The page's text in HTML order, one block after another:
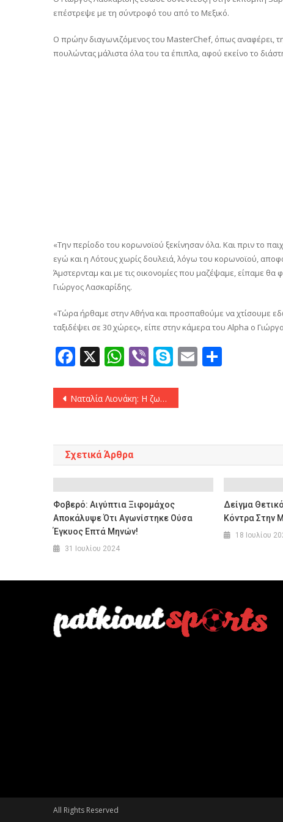
επέστρεψε με τη σύντροφό του από το Μεξικό.
Ο πρώην διαγωνιζόμενος του MasterChef, όπως αναφέρει,
πουλώντας μάλιστα όλα του τα έπιπλα, αφού εκείνο το
«Την περίοδο του κορωνοϊού ξεκίνησαν όλα. Και πριν το
εγώ και η Λότους χωρίς δουλειά, λόγω του κορωνοϊού,
Άμστερνταμ και με τις οικονομίες που μαζέψαμε, είπαμε θα
Γιώργος Λασκαρίδης.
«Τώρα ήρθαμε στην Αθήνα και προσπαθούμε να χτίσουμε
ταξιδέψει σε 30 χώρες», είπε στην κάμερα του Alpha ο
Facebook
X WhatsApp
ViberSkype
Email
Πλοήγηση
Ναταλία Λιονάκη: Η ζωή της σήμερα στην Κένυα ως μοναχή Φεβρωνία
Σχετικά Άρθρα
Φοβερό: Αιγύπτια Ξιφομάχος
Αποκάλυψε Ότι Αγωνίστηκε Ούσα
Έγκυος Επτά Μηνών!
31 Ιουλίου 2024
Δείγμα
Κόντρα Στην
18 Ιουλίου
All Rights Reserved